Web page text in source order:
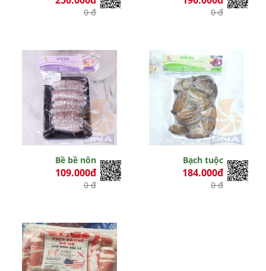
0 đ 0 đ
Bề bề nõn
109.000đ
0 đ
Bạch tuộc
184.000đ
0 đ